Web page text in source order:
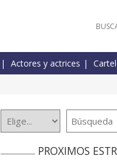
Actores y actrices
PROXIMOS